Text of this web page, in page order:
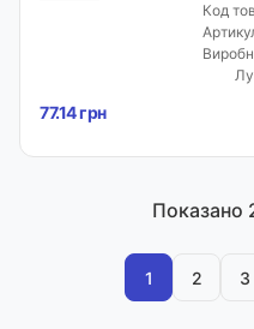
Код
77.14 грн
Показано
1 2 3